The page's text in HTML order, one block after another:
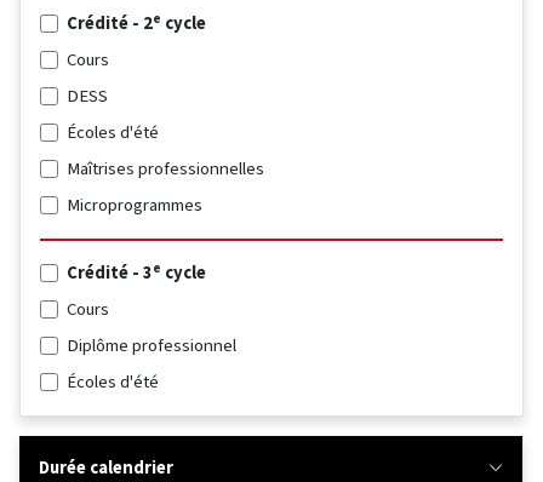
Crédité - 2e cycle
Cours
DESS
Écoles d'été
Maîtrises professionnelles
Microprogrammes
Crédité - 3e cycle
Cours
Diplôme professionnel
Écoles d'été
Durée calendrier